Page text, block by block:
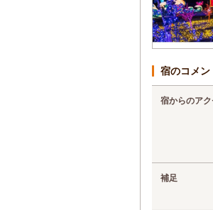
宿のコメン
宿からのアク
補足